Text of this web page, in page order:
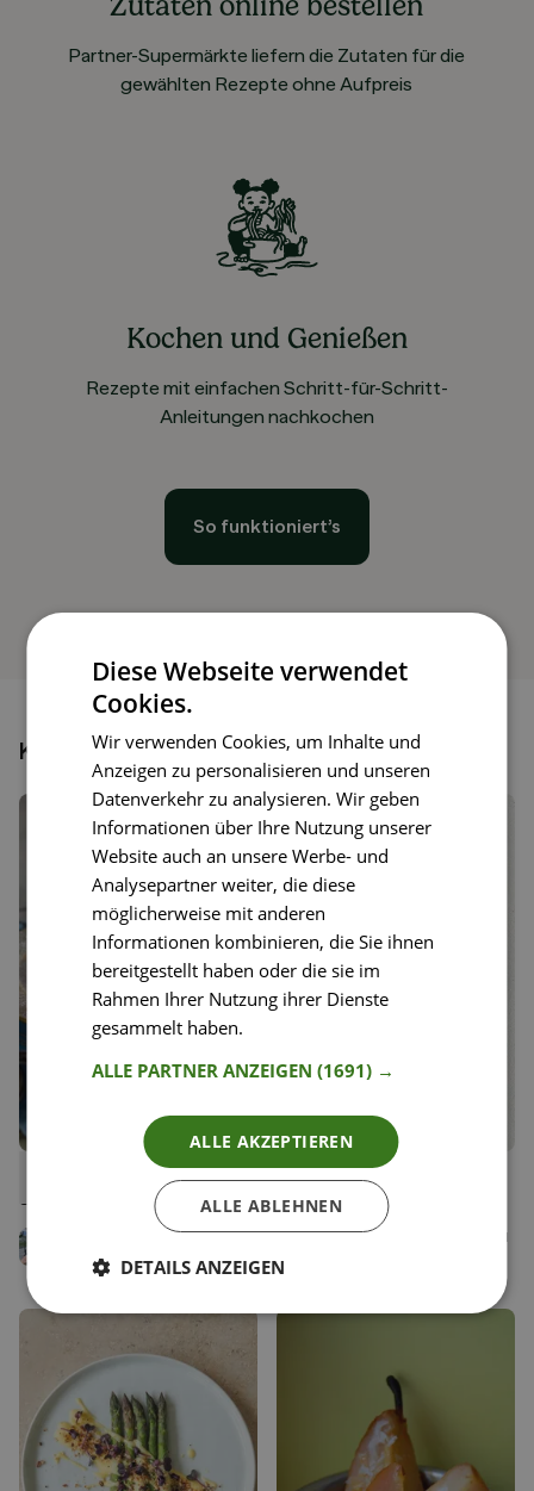
Partner-Supermärkte liefern die Zutaten für die
gewählten Rezepte ohne Aufpreis
Kochen und Genießen
Rezepte mit einfachen Schritt-für-Schritt-
Anleitungen nachkochen
So funktioniert’s
Könnte dir auch gefallen
Speichern
Schokoladenkuchen
Vanessa Amenta
Diätologin
22
Speichern
Mohn-Butter Kekse
Babs Zobl
Food Bloggerin, Shapes and
Diese Webseite verwendet
Cookies.
Wir verwenden Cookies, um Inhalte und
Anzeigen zu personalisieren und unseren
Datenverkehr zu analysieren. Wir geben
Informationen über Ihre Nutzung unserer
Website auch an unsere Werbe- und
Analysepartner weiter, die diese
möglicherweise mit anderen
Informationen kombinieren, die Sie ihnen
bereitgestellt haben oder die sie im
Rahmen Ihrer Nutzung ihrer Dienste
gesammelt haben.
ALLE PARTNER ANZEIGEN(1691) →
ALLE AKZEPTIEREN
ALLE ABLEHNEN
DETAILS ANZEIGEN